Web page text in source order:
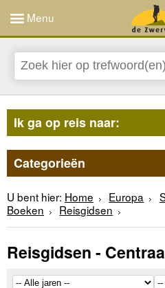
Menu
Ik ga op reis naar:
Categorieën
U bent hier: Home Europa
Boeken
Reisgidsen
Reisgidsen -